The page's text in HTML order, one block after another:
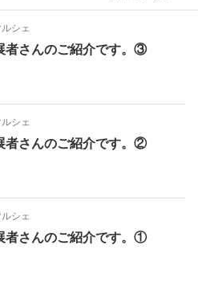
シェ
さんのご紹介です。③
シェ
さんのご紹介です。②
シェ
さんのご紹介です。①